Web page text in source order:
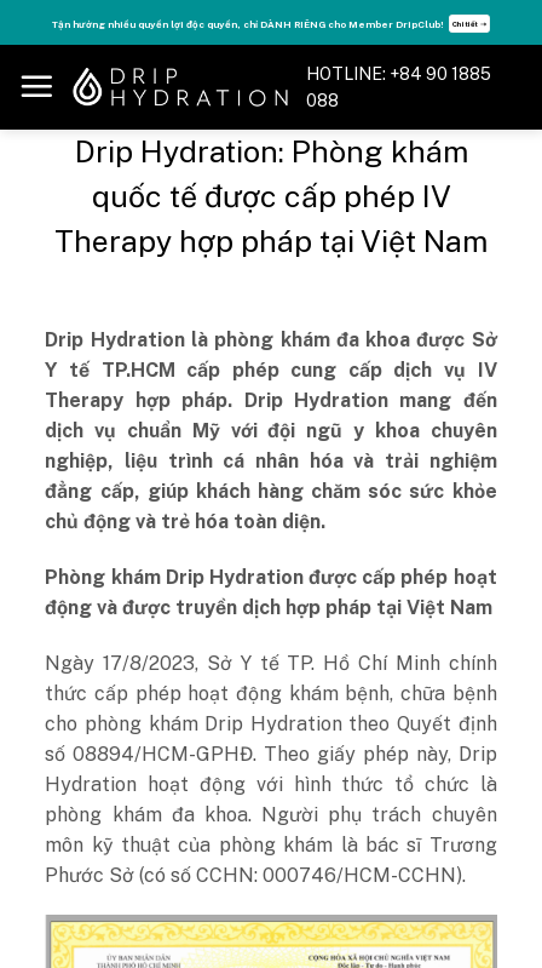
to
content
Tận hưởng nhiều quyền lợi độc quyền, chỉ DÀNH RIÊNG cho Member DripClub! Chi tiết ➝
HOTLINE: +84 90 1885
088
Drip Hydration: Phòng khám
quốc tế được cấp phép IV
Therapy hợp pháp tại Việt Nam
Drip Hydration là phòng khám đa khoa được Sở
Y tế TP.HCM cấp phép cung cấp dịch vụ IV
Therapy hợp pháp. Drip Hydration mang đến
dịch vụ chuẩn Mỹ với đội ngũ y khoa chuyên
nghiệp, liệu trình cá nhân hóa và trải nghiệm
đẳng cấp, giúp khách hàng chăm sóc sức khỏe
chủ động và trẻ hóa toàn diện.
Phòng khám Drip Hydration được cấp phép hoạt
động và được truyền dịch hợp pháp tại Việt Nam
Ngày 17/8/2023, Sở Y tế TP. Hồ Chí Minh chính
thức cấp phép hoạt động khám bệnh, chữa bệnh
cho phòng khám Drip Hydration theo Quyết định
số 08894/HCM-GPHĐ. Theo giấy phép này, Drip
Hydration hoạt động với hình thức tổ chức là
phòng khám đa khoa. Người phụ trách chuyên
môn kỹ thuật của phòng khám là bác sĩ Trương
Phước Sở (có số CCHN: 000746/HCM-CCHN).